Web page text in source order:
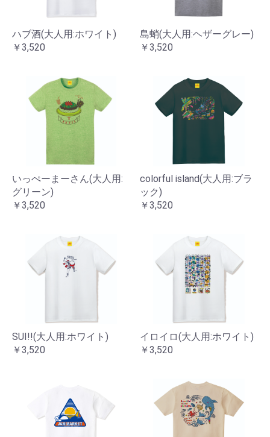
ハブ酒(大人用:ホワイト)
￥3,520
島蛸(大人用:ヘザーグレー)
￥3,520
いっぺーまーさん(大人用:
グリーン)
￥3,520
colorful island(大人用:ブラ
ック)
￥3,520
SUI!!(大人用:ホワイト)
￥3,520
イロイロ(大人用:ホワイト)
￥3,520